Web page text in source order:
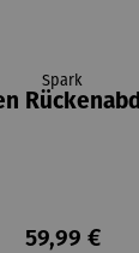
Spark
59,99 €